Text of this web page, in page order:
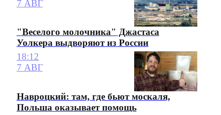
7 АВГ
"Веселого молочника" Джастаса
Уолкера выдворяют из России
18:12
7 АВГ
Навроцкий: там, где бьют москаля,
Польша оказывает помощь